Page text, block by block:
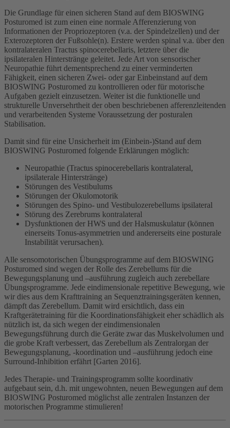
Die Grundlage für einen sicheren Stand auf dem BIOSWING
Posturomed ist zum einen eine normale Afferenzierung von
Informationen der Propriozeptoren (v.a. der Spindelzellen) und der
Exterozeptoren der Fußsohle(n). Erstere werden spinal v.a. über den
kontralateralen Tractus spinocerebellaris, letztere über die
ipsilateralen Hinterstränge geleitet. Jede Art von sensorischer
Neuropathie führt dementsprechend zu einer verminderten
Fähigkeit, einen sicheren Zwei- oder gar Einbeinstand auf dem
BIOSWING Posturomed zu kontrollieren oder für motorische
Aufgaben gezielt einzusetzen. Weiter ist die funktionelle und
strukturelle Unversehrtheit der oben beschriebenen afferenzleitenden
und verarbeitenden Systeme Voraussetzung der posturalen
Stabilisation.
Damit sind für eine Unsicherheit im (Einbein-)Stand auf dem
BIOSWING Posturomed folgende Erklärungen möglich:
Neuropathie (Tractus spinocerebellaris kontralateral,
ipsilaterale Hinterstränge)
Störungen des Vestibulums
Störungen der Okulomotorik
Störungen des Spino- und Vestibulozerebellums ipsilateral
Störung des Zerebrums kontralateral
Dysfunktionen der HWS und der Halsmuskulatur (können
einerseits Tonus-asymmetrien und andererseits eine posturale
Instabilität verursachen).
Alle sensomotorischen Übungsprogramme auf dem BIOSWING
Posturomed sind wegen der Rolle des Zerebellums für die
Bewegungsplanung und –ausführung zugleich auch zerebellare
Übungsprogramme. Jede eindimensionale repetitive Bewegung, wie
wir dies aus dem Krafttraining an Sequenztrainingsgeräten kennen,
dämpft das Zerebellum. Damit wird ersichtlich, dass ein
Kraftgerätetraining für die Koordinationsfähigkeit eher schädlich als
nützlich ist, da sich wegen der eindimensionalen
Bewegungsführung durch die Geräte zwar das Muskelvolumen und
die grobe Kraft verbessert, das Zerebellum als Zentralorgan der
Bewegungsplanung, -koordination und –ausführung jedoch eine
Surround-Inhibition erfährt [Garten 2016].
Jedes Therapie- und Trainingsprogramm sollte koordinativ
aufgebaut sein, d.h. mit ungewohnten, neuen Bewegungen auf dem
BIOSWING Posturomed möglichst alle zentralen Instanzen der
motorischen Programme stimulieren!